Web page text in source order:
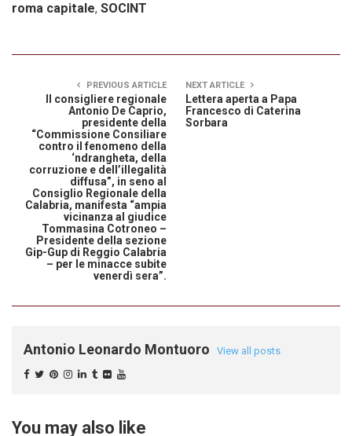
roma capitale, SOCINT
PREVIOUS ARTICLE
Il consigliere regionale
Antonio De Caprio,
presidente della
“Commissione Consiliare
contro il fenomeno della
‘ndrangheta, della
corruzione e dell’illegalità
diffusa”, in seno al
Consiglio Regionale della
Calabria, manifesta “ampia
vicinanza al giudice
Tommasina Cotroneo –
Presidente della sezione
Gip-Gup di Reggio Calabria
– per le minacce subite
venerdì sera”.
NEXT ARTICLE
Lettera aperta a Papa
Francesco di Caterina
Sorbara
Antonio Leonardo Montuoro View all posts
You may also like